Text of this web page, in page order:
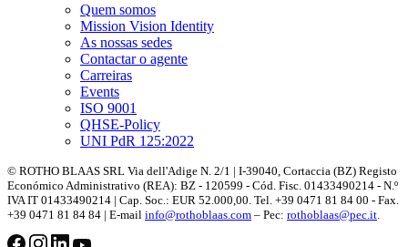
Quem somos
Mission Vision Identity
As nossas sedes
Contactar o agente
Carreiras
Events
ISO 9001
QHSE-Policy
UNI PdR 125:2022
© ROTHO BLAAS SRL Via dell'Adige N. 2/1 | I-39040, Cortaccia (BZ) Registo
Económico Administrativo (REA): BZ - 120599 - Cód. Fisc. 01433490214 - N.º
IVA IT 01433490214 | Cap. Soc.: EUR 52.000,00. Tel. +39 0471 81 84 00 - Fax.
+39 0471 81 84 84 | E-mail info@rothoblaas.com – Pec: rothoblaas@pec.it